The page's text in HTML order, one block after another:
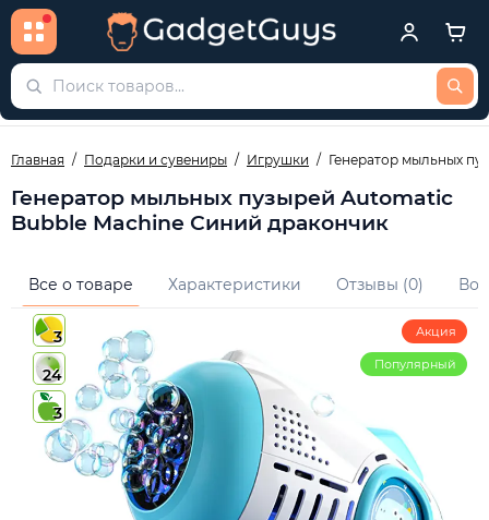
Главная Подарки и сувениры Игрушки Генератор мыльных
Генератор мыльных пузырей Automatic
Bubble Machine Синий дракончик
Все о товаре Характеристики Отзывы (0)
3
24
3
Акция
Популярный